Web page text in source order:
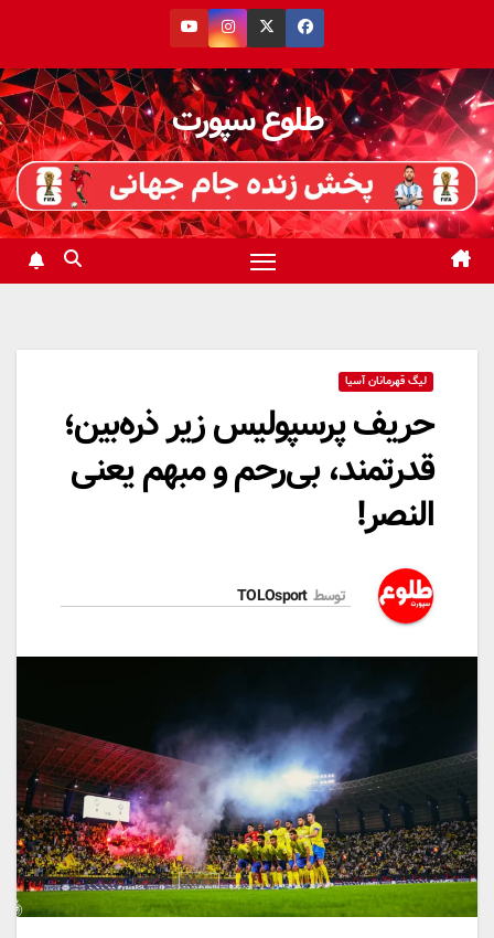
محتوا
طلوع سپورت
لیگ قهرمانان آسیا
حریف پرسپولیس زیر ذره‌بین؛
قدرتمند، بی‌رحم و مبهم یعنی
النصر!
توسط TOLOsport